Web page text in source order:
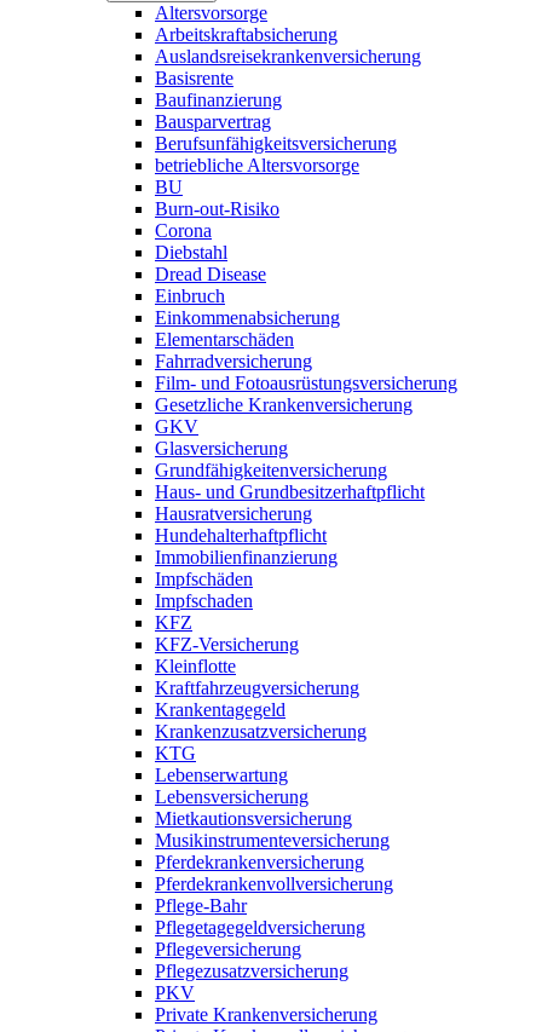
Altersvorsorge
Arbeitskraftabsicherung
Auslandsreisekrankenversicherung
Basisrente
Baufinanzierung
Bausparvertrag
Berufsunfähigkeitsversicherung
betriebliche Altersvorsorge
BU
Burn-out-Risiko
Corona
Diebstahl
Dread Disease
Einbruch
Einkommenabsicherung
Elementarschäden
Fahrradversicherung
Film- und Fotoausrüstungsversicherung
Gesetzliche Krankenversicherung
GKV
Glasversicherung
Grundfähigkeitenversicherung
Haus- und Grundbesitzerhaftpflicht
Hausratversicherung
Hundehalterhaftpflicht
Immobilienfinanzierung
Impfschäden
Impfschaden
KFZ
KFZ-Versicherung
Kleinflotte
Kraftfahrzeugversicherung
Krankentagegeld
Krankenzusatzversicherung
KTG
Lebenserwartung
Lebensversicherung
Mietkautionsversicherung
Musikinstrumenteversicherung
Pferdekrankenversicherung
Pferdekrankenvollversicherung
Pflege-Bahr
Pflegetagegeldversicherung
Pflegeversicherung
Pflegezusatzversicherung
PKV
Private Krankenversicherung